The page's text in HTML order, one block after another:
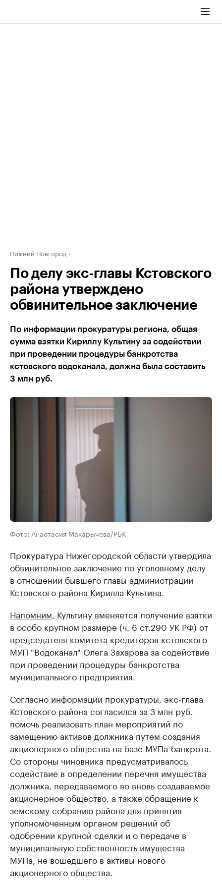
Нижний Новгород
По делу экс-главы Кстовского
района утверждено
обвинительное заключение
По информации прокуратуры региона, общая
сумма взятки Кириллу Культину за содействии
при проведении процедуры банкротства
кстовского водоканала, должна была составить
3 млн руб.
Фото: Анастасия Макарычева/РБК
Прокуратура Нижегородской области утвердила
обвинительное заключение по уголовному делу
в отношении бывшего главы администрации
Кстовского района Кирилла Культина.
Напомним, Культину вменяется получение взятки
в особо крупном размере (ч. 6 ст.290 УК РФ) от
председателя комитета кредиторов кстовского
МУП "Водоканал" Олега Захарова за содействие
при проведении процедуры банкротства
муниципального предприятия.
Согласно информации прокуратуры, экс-глава
Кстовского района согласился за 3 млн руб.
помочь реализовать план мероприятий по
замещению активов должника путем создания
акционерного общества на базе МУПа-банкрота.
Со стороны чиновника предусматривалось
содействие в определении перечня имущества
должника, передаваемого во вновь создаваемое
акционерное общество, а также обращение к
земскому собранию района для принятия
уполномоченным органом решений об
одобрении крупной сделки и о передаче в
муниципальную собственность имущества
МУПа, не вошедшего в активы нового
акционерного общества.